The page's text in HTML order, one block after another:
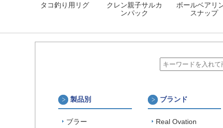
タコ釣り用リグ
クレン親子サルカ
ンパック
ボールベアリ
スナップ
製品別
ブラー
ブランド
Real Ovation